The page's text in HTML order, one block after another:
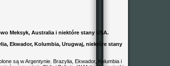
Meksyk, Australia i niektóre stany USA.
Ekwador, Kolumbia, Urugwaj, niektóre stany
są w Argentynie. Brazylia, Ekwador, Kolumbia i